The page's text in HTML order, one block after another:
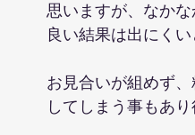
思いますが、なか
良い結果は出にく
お見合いが組めず
してしまう事もあ